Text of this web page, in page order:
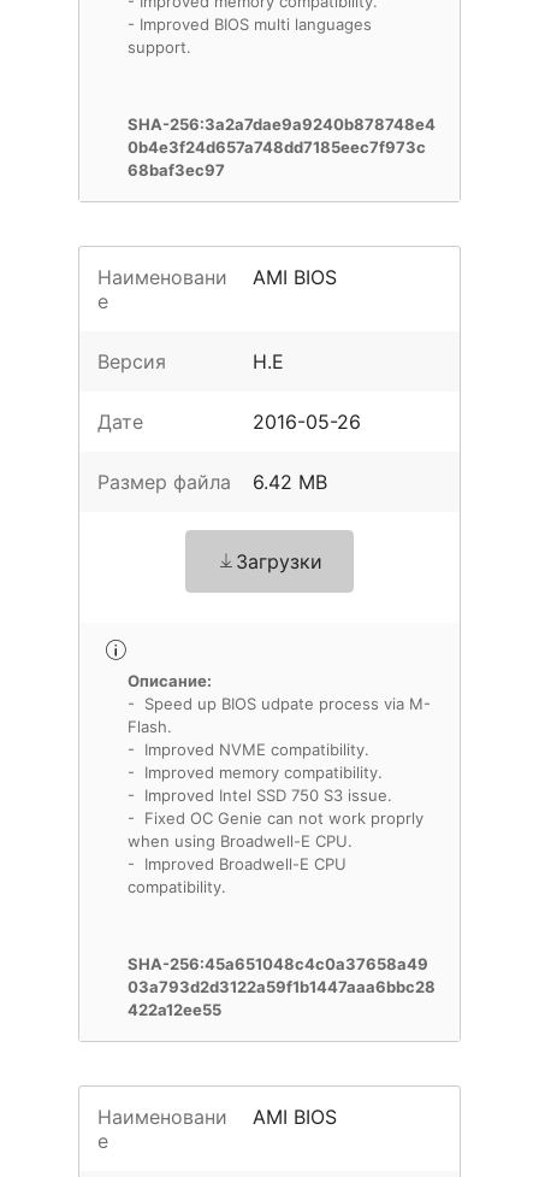
- Improved BIOS multi languages
support.
SHA-256:3a2a7dae9a9240b878748e4
0b4e3f24d657a748dd7185eec7f973c
68baf3ec97
Наименовани
е
AMI BIOS
Версия H.E
Дате 2016-05-26
Размер файла 6.42 MB
Загрузки
Описание:
- Speed up BIOS udpate process via M-
Flash.
- Improved NVME compatibility.
- Improved memory compatibility.
- Improved Intel SSD 750 S3 issue.
- Fixed OC Genie can not work proprly
when using Broadwell-E CPU.
- Improved Broadwell-E CPU
compatibility.
SHA-256:45a651048c4c0a37658a49
03a793d2d3122a59f1b1447aaa6bbc28
422a12ee55
Наименовани
е
AMI BIOS